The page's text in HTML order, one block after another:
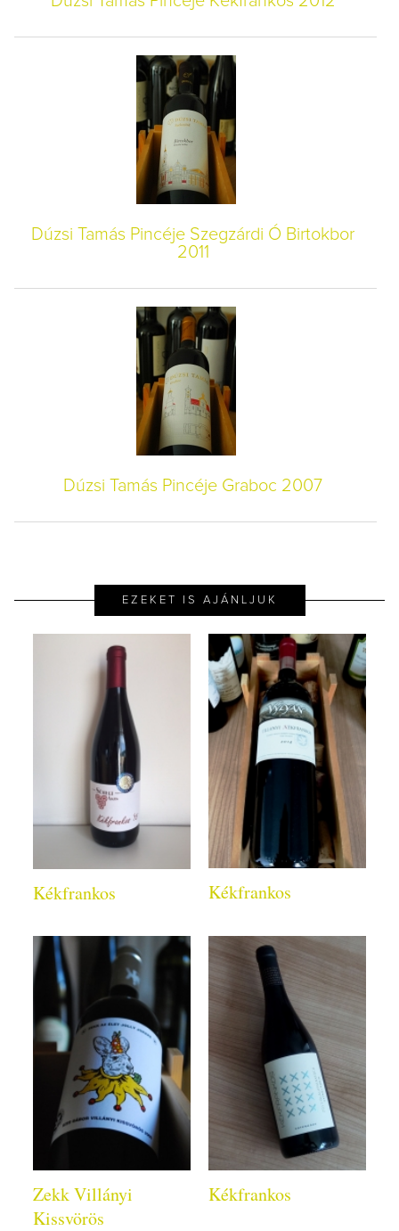
Dúzsi Tamás Pincéje Szegzárdi Ó Birtokbor
2011
Dúzsi Tamás Pincéje Graboc 2007
EZEKET IS AJÁNLJUK
Kékfrankos Kékfrankos
Zekk Villányi
Kissvörös
Kékfrankos